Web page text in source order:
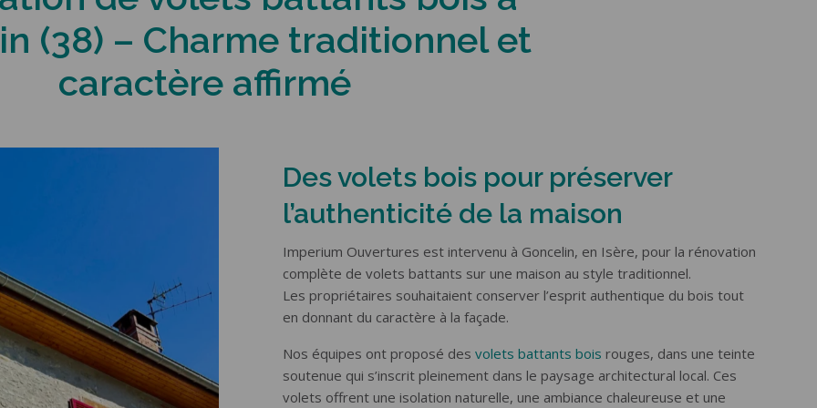
GARAGE
latérale
plafond
CLÔTURES & GARDE-
CORPS
Portail coulissant
Portail battant
Portillon
Garde-corps
(38) – Charme traditionnel et
caractère affirmé
Des volets bois pour préserver
l’authenticité de la maison
Imperium Ouvertures est intervenu à Goncelin, en Isère, pour la rénovation
complète de volets battants sur une maison au style traditionnel.
Les propriétaires souhaitaient conserver l’esprit authentique du bois tout
en donnant du caractère à la façade.
Nos équipes ont proposé des volets battants bois rouges, dans une teinte
soutenue qui s’inscrit pleinement dans le paysage architectural local. Ces
volets offrent une isolation naturelle, une ambiance chaleureuse et une